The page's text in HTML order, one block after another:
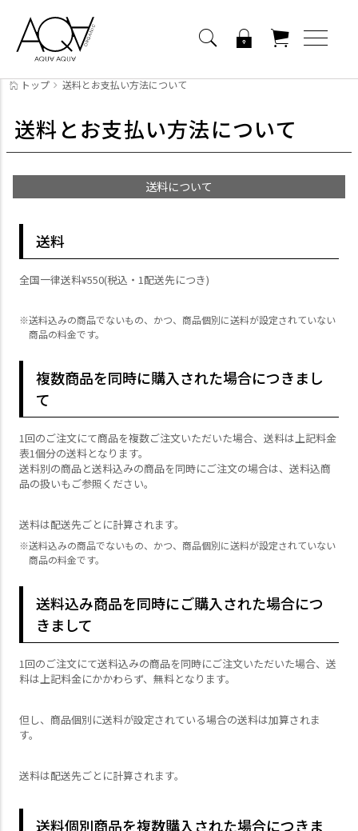
トップ 送料とお支払い方法について
送料とお支払い方法について
送料について
送料
全国一律送料¥550(税込・1配送先につき)
送料込みの商品でないもの、かつ、商品個別に送料が設定されていない
商品の料金です。
複数商品を同時に購入された場合につきまし
て
1回のご注文にて商品を複数ご注文いただいた場合、送料は上記料金
表1個分の送料となります。
送料別の商品と送料込みの商品を同時にご注文の場合は、送料込商
品の扱いもご参照ください。
送料は配送先ごとに計算されます。
送料込みの商品でないもの、かつ、商品個別に送料が設定されていない
商品の料金です。
送料込み商品を同時にご購入された場合につ
きまして
1回のご注文にて送料込みの商品を同時にご注文いただいた場合、送
料は上記料金にかかわらず、無料となります。
但し、商品個別に送料が設定されている場合の送料は加算されま
す。
送料は配送先ごとに計算されます。
送料個別商品を複数購入された場合につきま